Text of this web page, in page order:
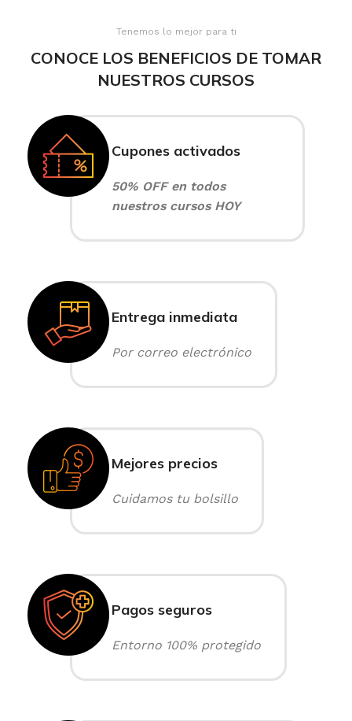
Tenemos lo mejor para ti
CONOCE LOS BENEFICIOS DE TOMAR
NUESTROS CURSOS
Cupones activados
50% OFF en todos
nuestros cursos HOY
Entrega inmediata
Por correo electrónico
Mejores precios
Cuidamos tu bolsillo
Pagos seguros
Entorno 100% protegido